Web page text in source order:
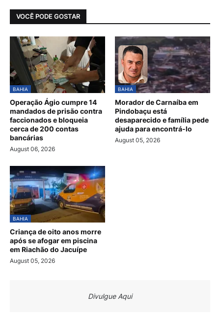
VOCÊ PODE GOSTAR
BAHIA
Operação Ágio cumpre 14
mandados de prisão contra
faccionados e bloqueia
cerca de 200 contas
bancárias
August 06, 2026
BAHIA
Morador de Carnaíba em
Pindobaçu está
desaparecido e família pede
ajuda para encontrá-lo
August 05, 2026
BAHIA
Criança de oito anos morre
após se afogar em piscina
em Riachão do Jacuípe
August 05, 2026
Divulgue Aqui